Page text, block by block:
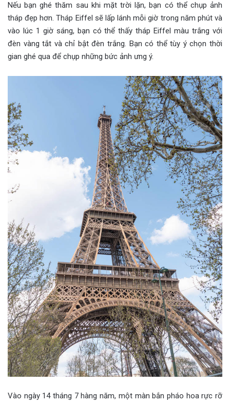
Nếu bạn ghé thăm sau khi mặt trời lặn, bạn có thể chụp ảnh
tháp đẹp hơn. Tháp Eiffel sẽ lấp lánh mỗi giờ trong năm phút và
vào lúc 1 giờ sáng, bạn có thể thấy tháp Eiffel màu trắng với
đèn vàng tắt và chỉ bật đèn trắng. Bạn có thể tùy ý chọn thời
gian ghé qua để chụp những bức ảnh ưng ý.
Vào ngày 14 tháng 7 hàng năm, một màn bắn pháo hoa rực rỡ